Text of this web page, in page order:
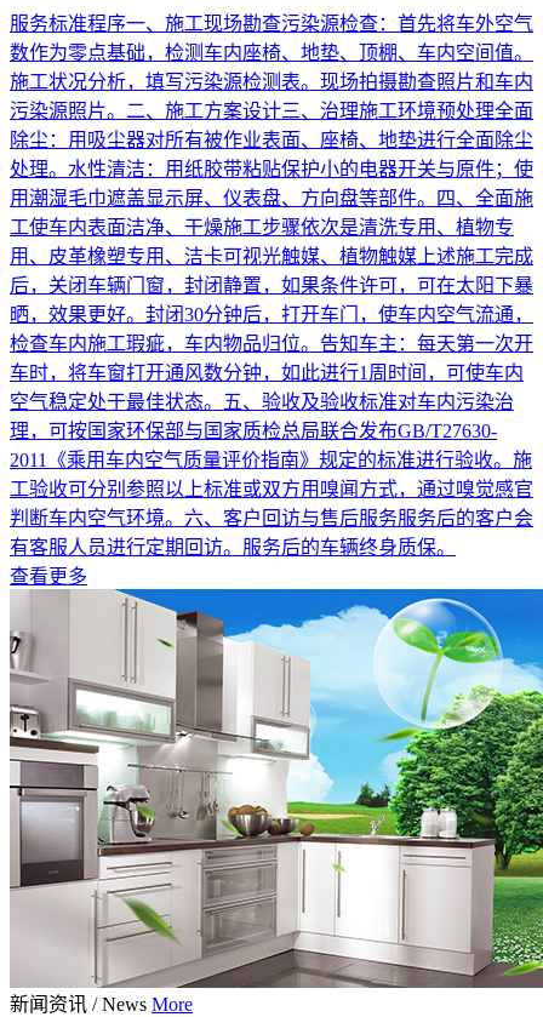
服务标准程序一、施工现场勘查污染源检查：首先将车外空气
数作为零点基础，检测车内座椅、地垫、顶棚、车内空间值。
施工状况分析，填写污染源检测表。现场拍摄勘查照片和车内
污染源照片。二、施工方案设计三、治理施工环境预处理全面
除尘：用吸尘器对所有被作业表面、座椅、地垫进行全面除尘
处理。水性清洁：用纸胶带粘贴保护小的电器开关与原件；使
用潮湿毛巾遮盖显示屏、仪表盘、方向盘等部件。四、全面施
工使车内表面洁净、干燥施工步骤依次是清洗专用、植物专
用、皮革橡塑专用、洁卡可视光触媒、植物触媒上述施工完成
后，关闭车辆门窗，封闭静置，如果条件许可，可在太阳下暴
晒，效果更好。封闭30分钟后，打开车门，使车内空气流通，
检查车内施工瑕疵，车内物品归位。告知车主：每天第一次开
车时，将车窗打开通风数分钟，如此进行1周时间，可使车内
空气稳定处于最佳状态。五、验收及验收标准对车内污染治
理，可按国家环保部与国家质检总局联合发布GB/T27630-
2011《乘用车内空气质量评价指南》规定的标准进行验收。施
工验收可分别参照以上标准或双方用嗅闻方式，通过嗅觉感官
判断车内空气环境。六、客户回访与售后服务服务后的客户会
有客服人员进行定期回访。服务后的车辆终身质保。
查看更多
新闻资讯 / News More